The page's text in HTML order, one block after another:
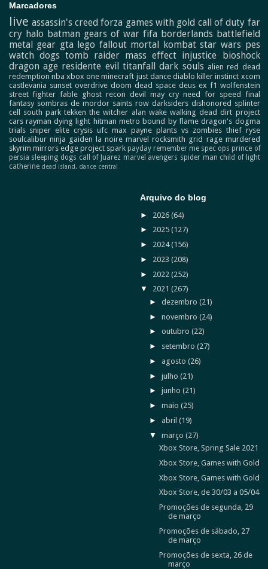
Marcadores
live assassin's creed forza games with gold call of duty far
cry halo batman gears of war fifa borderlands battlefield
metal gear gta lego fallout mortal kombat star wars pes
watch dogs tomb raider mass effect injustice bioshock
dragon age residente evil titanfall dark souls alien red dead
redemption nba xbox one minecraft just dance diablo killer instinct xcom
castlevania sunset overdrive doom dead space deus ex f1 wolfenstein
street fighter fable ghost recon devil may cry need for speed final
fantasy sombras de mordor saints row darksiders dishonored splinter
cell
south park tekken the witcher alan wake walking dead dirt project
cars rayman dying light hitman metro bound by flame dragon's dogma
trials sniper elite crysis ufc max payne plants vs zombies thief ryse
soulcalibur ninja gaiden la noire marvel rocksmith grid rage murdered
skyrim mirrors edge project spark payday remember me spec ops prince of
persia sleeping dogs call of Juarez marvel avengers spider man child of light
catherine dead island. dance central
Arquivo do blog
► 2026 (64)
► 2025 (127)
► 2024(156)
► 2023 (208)
► 2022 (252)
▼ 2021 (267)
►dezembro(21)
►novembro(24)
►outubro(22)
► setembro(27)
► agosto(26)
►julho(21)
►junho(21)
►maio(25)
► abril(19)
▼março(27)
Xbox Store, Spring Sale 2021
Xbox Store, Games with Gold
Xbox Store, Games with Gold
Xbox Store, de 30/03 a 05/04
Promoções de segunda, 29
de março
Promoções de sábado, 27
de março
Promoções de sexta, 26 de
março